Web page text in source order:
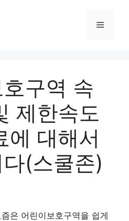
Menu
구역 속
제한속도
에 대해서
(스쿨존)
은 어린이보호구역을 쉽게